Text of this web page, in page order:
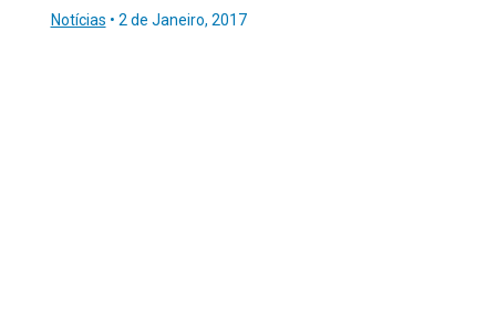
Notícias • 2 de Janeiro, 2017